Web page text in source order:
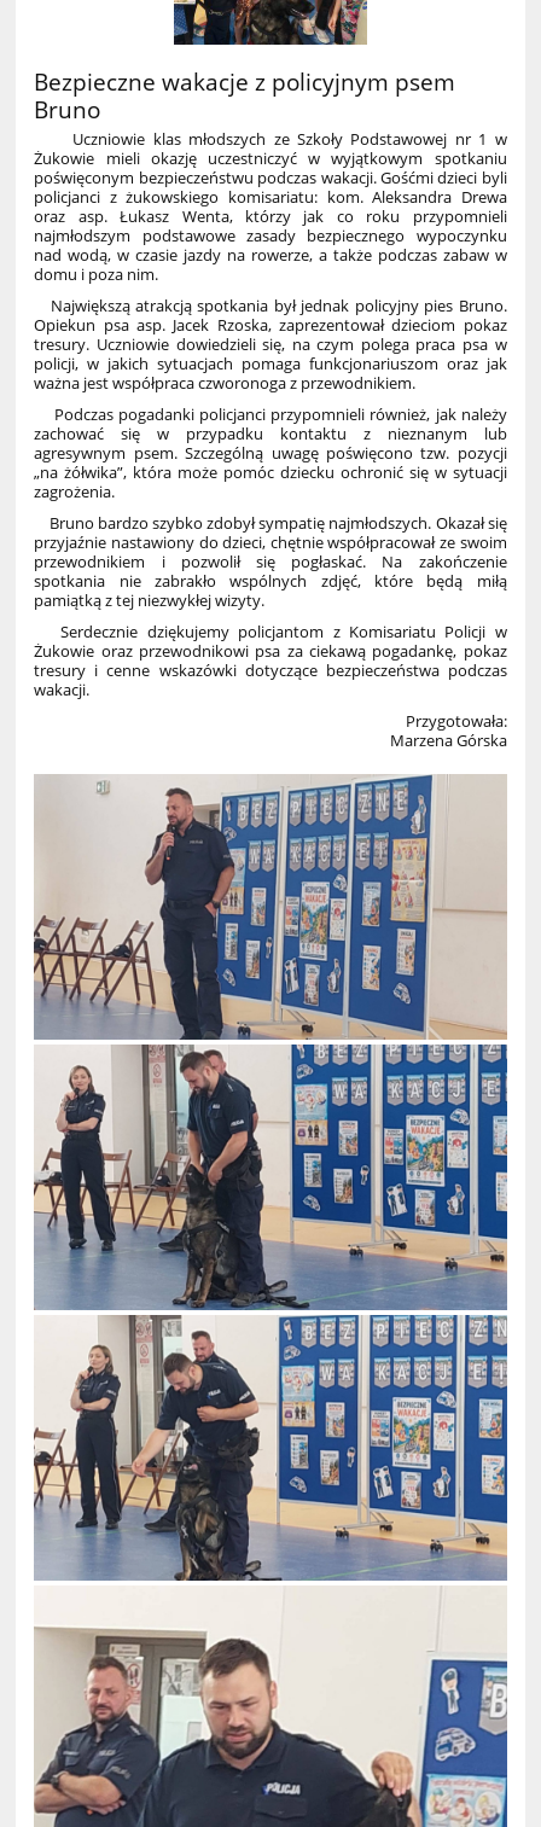
Bezpieczne wakacje z policyjnym psem
Bruno
Uczniowie klas młodszych ze Szkoły Podstawowej nr 1 w
Żukowie mieli okazję uczestniczyć w wyjątkowym spotkaniu
poświęconym bezpieczeństwu podczas wakacji. Gośćmi dzieci byli
policjanci z żukowskiego komisariatu: kom. Aleksandra Drewa
oraz asp. Łukasz Wenta, którzy jak co roku przypomnieli
najmłodszym podstawowe zasady bezpiecznego wypoczynku
nad wodą, w czasie jazdy na rowerze, a także podczas zabaw w
domu i poza nim.
Największą atrakcją spotkania był jednak policyjny pies Bruno.
Opiekun psa asp. Jacek Rzoska, zaprezentował dzieciom pokaz
tresury. Uczniowie dowiedzieli się, na czym polega praca psa w
policji, w jakich sytuacjach pomaga funkcjonariuszom oraz jak
ważna jest współpraca czworonoga z przewodnikiem.
Podczas pogadanki policjanci przypomnieli również, jak należy
zachować się w przypadku kontaktu z nieznanym lub
agresywnym psem. Szczególną uwagę poświęcono tzw. pozycji
„na żółwika”, która może pomóc dziecku ochronić się w sytuacji
zagrożenia.
Bruno bardzo szybko zdobył sympatię najmłodszych. Okazał się
przyjaźnie nastawiony do dzieci, chętnie współpracował ze swoim
przewodnikiem i pozwolił się pogłaskać. Na zakończenie
spotkania nie zabrakło wspólnych zdjęć, które będą miłą
pamiątką z tej niezwykłej wizyty.
Serdecznie dziękujemy policjantom z Komisariatu Policji w
Żukowie oraz przewodnikowi psa za ciekawą pogadankę, pokaz
tresury i cenne wskazówki dotyczące bezpieczeństwa podczas
wakacji.
Przygotowała:
Marzena Górska